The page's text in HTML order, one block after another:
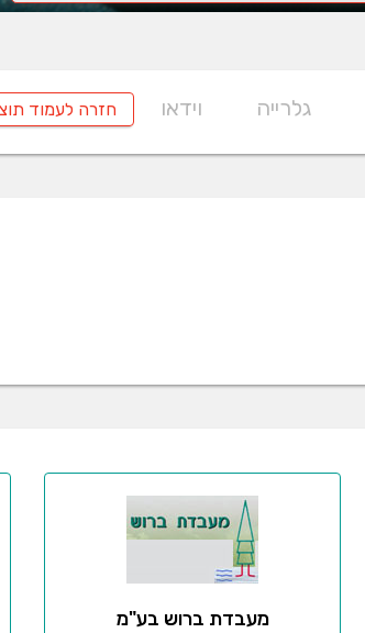
גלרייה וידאו חזרה לעמוד
מעבדת ברוש בע"מ